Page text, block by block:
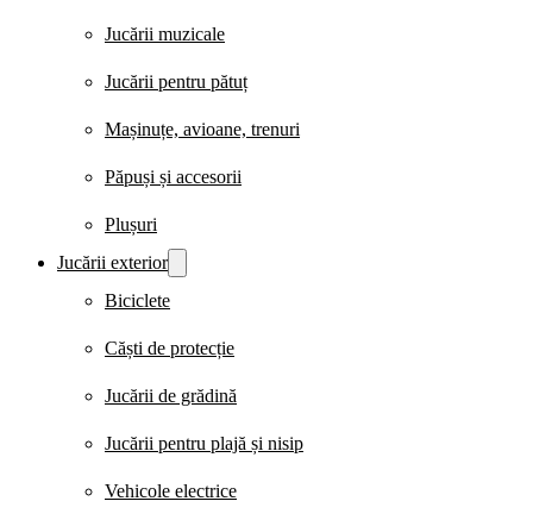
Jucării muzicale
Jucării pentru pătuț
Mașinuțe, avioane, trenuri
Păpuși și accesorii
Plușuri
Jucării exterior
Biciclete
Căști de protecție
Jucării de grădină
Jucării pentru plajă și nisip
Vehicole electrice